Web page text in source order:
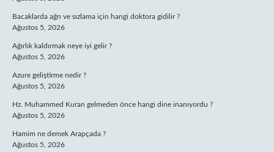
Bacaklarda ağrı ve sızlama için hangi doktora gidilir ?
Ağustos 5, 2026
Ağırlık kaldırmak neye iyi gelir ?
Ağustos 5, 2026
Azure geliştirme nedir ?
Ağustos 5, 2026
Hz. Muhammed Kuran gelmeden önce hangi dine inanıyordu ?
Ağustos 5, 2026
Hamim ne demek Arapçada ?
Ağustos 5, 2026